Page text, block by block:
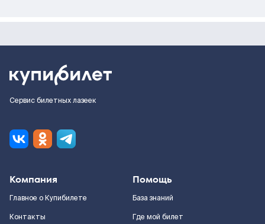
Сервис билетных лазеек
Компания
Главное о Купибилете
Контакты
Помощь
База знаний
Где мой билет